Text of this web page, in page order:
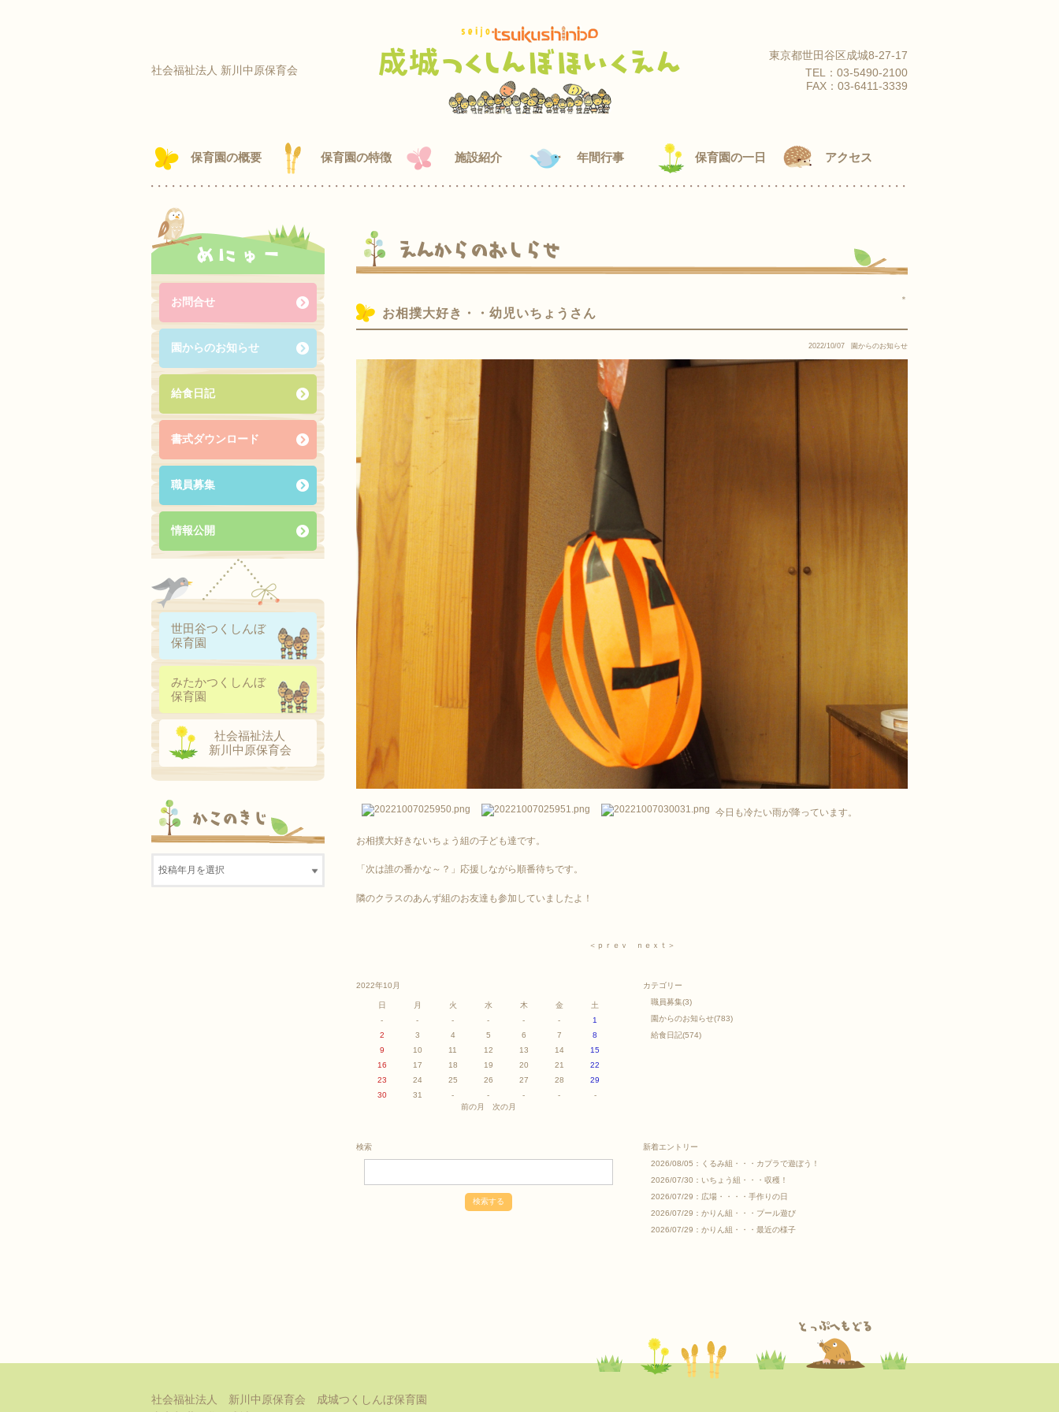
社会福祉法人 新川中原保育会
東京都世田谷区成城8-27-17
TEL： 03-5490-2100
FAX：03-6411-3339
保育園の概要 保育園の特徴 施設紹介 年間行事 保育園の一日 アクセス
えんからのおしらせ
＊
お相撲大好き・・幼児いちょうさん
2022/10/07 園からのお知らせ
今日も冷たい雨が降っています。
お相撲大好きないちょう組の子ども達です。
「次は誰の番かな～？」応援しながら順番待ちです。
隣のクラスのあんず組のお友達も参加していましたよ！
＜ｐｒｅｖ ｎｅｘｔ＞
2022年10月
日 月 火 水 木 金
土
-
- - - - -
1
2
3 4 5 6 7
8
9
10 11 12 13 14
15
16
17 18 19 20 21
22
23
24 25 26 27 28
29
30
31 - - - -
-
前の月
次の月
カテゴリー
職員募集(3)
園からのお知らせ(783)
給食日記(574)
検索
新着エントリー
2026/08/05： くるみ組・・・カプラで遊ぼう！
2026/07/30： いちょう組・・・収穫！
2026/07/29： 広場・・・・手作りの日
2026/07/29： かりん組・・・プール遊び
2026/07/29： かりん組・・・最近の様子
めにゅー
お問合せ
園からのお知らせ
給食日記
書式ダウンロード
職員募集
情報公開
世田谷つくしんぼ
保育園
みたかつくしんぼ
保育園
社会福祉法人
新川中原保育会
かこのきじ
社会福祉法人 新川中原保育会 成城つくしんぼ保育園